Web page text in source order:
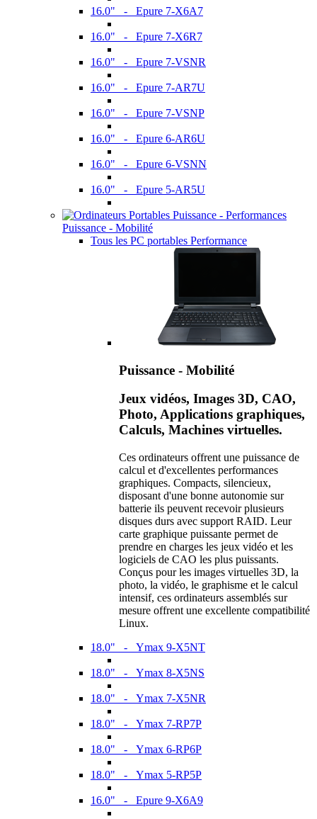
16.0" - Epure 7-X6A7
16.0" - Epure 7-X6R7
16.0" - Epure 7-VSNR
16.0" - Epure 7-AR7U
16.0" - Epure 7-VSNP
16.0" - Epure 6-AR6U
16.0" - Epure 6-VSNN
16.0" - Epure 5-AR5U
Puissance - Mobilité
Tous les PC portables Performance
Puissance - Mobilité
Jeux vidéos, Images 3D, CAO,
Photo, Applications graphiques,
Calculs, Machines virtuelles.
Ces ordinateurs offrent une puissance de
calcul et d'excellentes performances
graphiques. Compacts, silencieux,
disposant d'une bonne autonomie sur
batterie ils peuvent recevoir plusieurs
disques durs avec support RAID. Leur
carte graphique puissante permet de
prendre en charges les jeux vidéo et les
logiciels de CAO les plus puissants.
Conçus pour les images virtuelles 3D, la
photo, la vidéo, le graphisme et le calcul
intensif, ces ordinateurs assemblés sur
mesure offrent une excellente compatibilité
Linux.
18.0" - Ymax 9-X5NT
18.0" - Ymax 8-X5NS
18.0" - Ymax 7-X5NR
18.0" - Ymax 7-RP7P
18.0" - Ymax 6-RP6P
18.0" - Ymax 5-RP5P
16.0" - Epure 9-X6A9